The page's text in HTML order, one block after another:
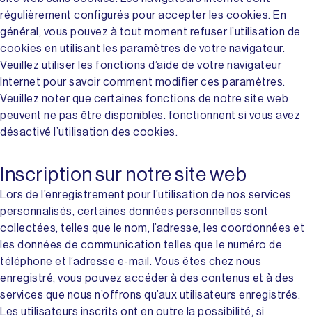
régulièrement configurés pour accepter les cookies. En
général, vous pouvez à tout moment refuser l’utilisation de
cookies en utilisant les paramètres de votre navigateur.
Veuillez utiliser les fonctions d’aide de votre navigateur
Internet pour savoir comment modifier ces paramètres.
Veuillez noter que certaines fonctions de notre site web
peuvent ne pas être disponibles. fonctionnent si vous avez
désactivé l’utilisation des cookies.
Inscription sur notre site web
Lors de l’enregistrement pour l’utilisation de nos services
personnalisés, certaines données personnelles sont
collectées, telles que le nom, l’adresse, les coordonnées et
les données de communication telles que le numéro de
téléphone et l’adresse e-mail. Vous êtes chez nous
enregistré, vous pouvez accéder à des contenus et à des
services que nous n’offrons qu’aux utilisateurs enregistrés.
Les utilisateurs inscrits ont en outre la possibilité, si